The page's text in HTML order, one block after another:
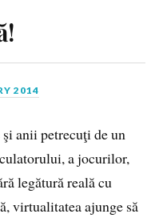
2014
anii petrecuţi de un
a jocurilor,
legătură reală cu
virtualitatea ajunge să